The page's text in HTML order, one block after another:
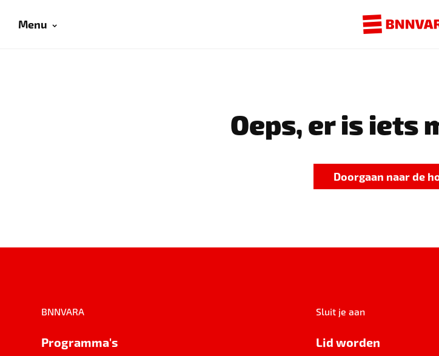
Menu
Oeps, er is iets
Doorgaan naar de
BNNVARA
Programma's
Sluit je aan
Lid worden